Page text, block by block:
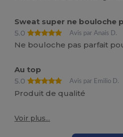
Sweat super ne bouloche
5.0
Avis par Anais D.
Ne bouloche pas parfait
Au top
5.0
Avis par Emilio D.
Produit de qualité
Voir plus...